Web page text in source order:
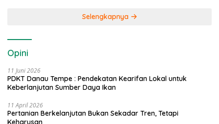
Selengkapnya
Opini
11 Juni 2026
PDKT Danau Tempe : Pendekatan Kearifan Lokal untuk
Keberlanjutan Sumber Daya Ikan
11 April 2026
Pertanian Berkelanjutan Bukan Sekadar Tren, Tetapi
Keharusan